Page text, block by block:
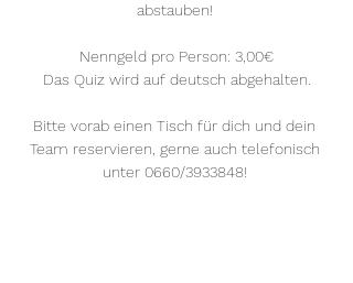
abstauben!
Nenngeld pro Person: 3,00€
Das Quiz wird auf deutsch abgehalten.
Bitte vorab einen Tisch für dich und dein
Team reservieren, gerne auch telefonisch
unter 0660/3933848!